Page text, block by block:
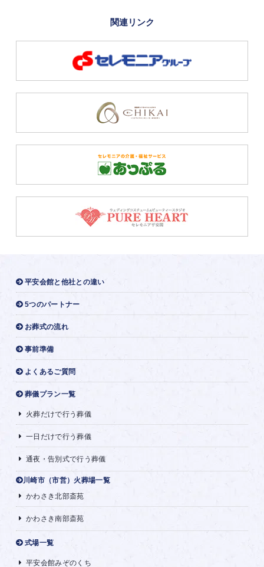
関連リンク
平安会館と他社との違い
5つのパートナー
お葬式の流れ
事前準備
よくあるご質問
葬儀プラン一覧
火葬だけで行う葬儀
一日だけで行う葬儀
通夜・告別式で行う葬儀
川崎市（市営）火葬場一覧
かわさき北部斎苑
かわさき南部斎苑
式場一覧
平安会館みぞのくち